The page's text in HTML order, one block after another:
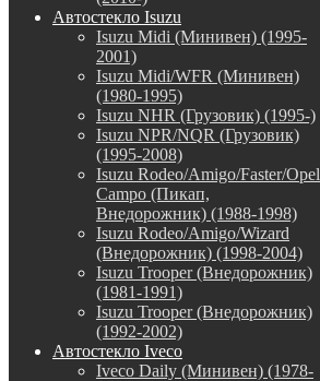
Автостекло Isuzu
Isuzu Midi (Минивен) (1995-
2001)
Isuzu Midi/WFR (Минивен)
(1980-1995)
Isuzu NHR (Грузовик) (1995-)
Isuzu NPR/NQR (Грузовик)
(1995-2008)
Isuzu Rodeo/Amigo/Faster/Opel
Campo (Пикап,
Внедорожник) (1988-1998)
Isuzu Rodeo/Amigo/Wizard
(Внедорожник) (1998-2004)
Isuzu Trooper (Внедорожник)
(1981-1991)
Isuzu Trooper (Внедорожник)
(1992-2002)
Автостекло Iveco
Iveco Daily (Минивен) (1978-